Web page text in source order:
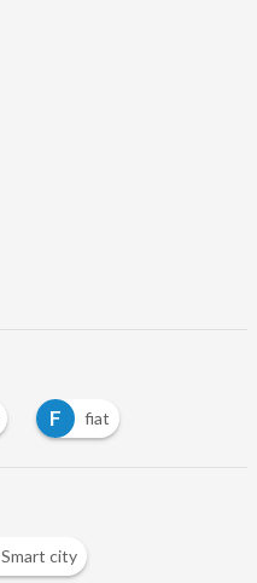
F fiat
Smart city